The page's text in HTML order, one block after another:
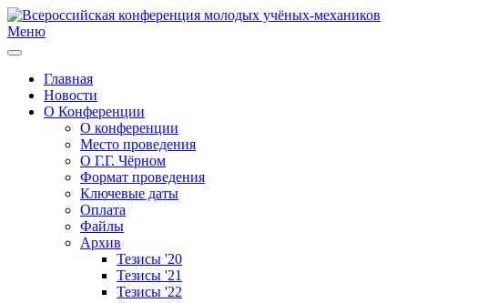
Меню
Главная
Новости
О Конференции
О конференции
Место проведения
О Г.Г. Чёрном
Формат проведения
Ключевые даты
Оплата
Файлы
Архив
Тезисы '20
Тезисы '21
Тезисы '22